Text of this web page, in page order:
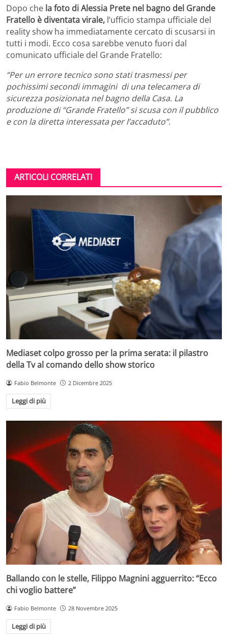
Dopo che la foto di Alessia Prete nel bagno del Grande
Fratello è diventata virale, l’ufficio stampa ufficiale del
reality show ha immediatamente cercato di scusarsi in
tutti i modi. Ecco cosa sarebbe venuto fuori dal
comunicato ufficiale del Grande Fratello:
“Per un errore tecnico sono stati trasmessi per
pochissimi secondi immagini di una telecamera di
sicurezza posizionata nel bagno della Casa. La
produzione di “Grande Fratello” si scusa con il pubblico
e con la diretta interessata per l’accaduto”.
ARTICOLI CORRELATI
Mediaset colpo grosso per la prima serata: il pilastro
della Tv al comando dello show storico
Fabio Belmonte 2 Dicembre 2025
Leggi di più
Ballando con le stelle, Filippo Magnini agguerrito: “Ecco
chi voglio battere”
Fabio Belmonte 28 Novembre 2025
Leggi di più